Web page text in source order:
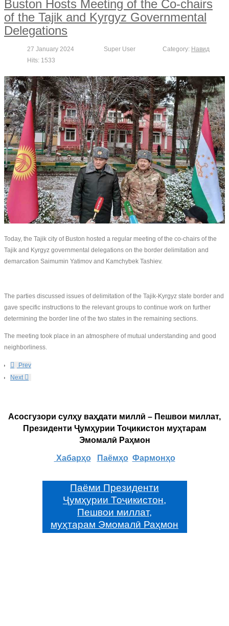
Buston Hosts Meeting of the Co-chairs
of the Tajik and Kyrgyz Governmental
Delegations
27 January 2024 Super User Category: Навид
Hits: 1533
Today, the Tajik city of Buston hosted a regular meeting of the co-chairs of the
Tajik and Kyrgyz governmental delegations on the border delimitation and
demarcation Saimumin Yatimov and Kamchybek Tashiev.
The parties discussed issues of delimitation of the Tajik-Kyrgyz state border and
gave specific instructions to the relevant groups to continue work on further
determining the border line of the two states in the remaining sections.
The meeting took place in an atmosphere of mutual understanding and good
neighborliness.
Prev
Next
Асосгузори сулҳу ваҳдати миллӣ – Пешвои миллат,
Президенти Ҷумҳурии Тоҷикистон муҳтарам
Эмомалӣ Раҳмон
Хабарҳо Паёмҳо Фармонҳо
Паёми Президенти
Ҷумҳурии Тоҷикистон,
Пешвои миллат,
муҳтарам Эмомалӣ Раҳмон